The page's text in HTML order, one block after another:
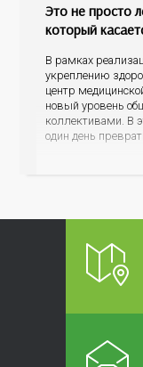
Это не просто
который
В рамках
укреплению
центр
новый уровень
коллективами. В
один день